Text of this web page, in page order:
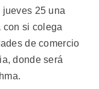
25 una
con si colega
de comercio
donde será